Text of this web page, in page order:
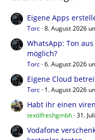
Eigene Apps
Torc 8. August 2026
WhatsApp: Ton
möglich?
Torc 6. August 2026
Eigene Cloud
Torc 1. August 2026
Habt ihr einen
textilfreshgmbh 31.
Vodafone